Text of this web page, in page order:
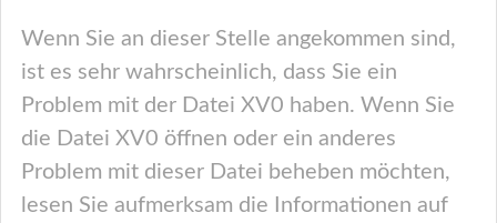
Wenn Sie an dieser Stelle angekommen sind,
ist es sehr wahrscheinlich, dass Sie ein
Problem mit der Datei XV0 haben. Wenn Sie
die Datei XV0 öffnen oder ein anderes
Problem mit dieser Datei beheben möchten,
lesen Sie aufmerksam die Informationen auf